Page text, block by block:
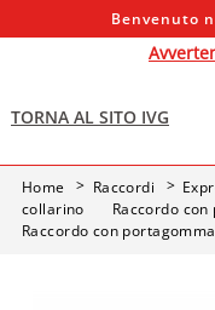
Benvenuto
TORNA AL SITO IVG
Home Raccordi
collarino
Raccordo
Raccordo con